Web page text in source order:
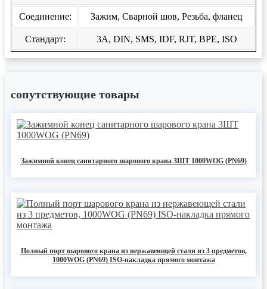
Соединение: Зажим, Сварной шов, Резьба, фланец
Стандарт: 3A, DIN, SMS, IDF, RJT, BPE, ISO
сопутствующие товары
Зажимной конец санитарного шарового крана 3ШТ 1000WOG (PN69)
Полный порт шарового крана из нержавеющей стали из 3 предметов,
1000WOG (PN69) ISO-накладка прямого монтажа